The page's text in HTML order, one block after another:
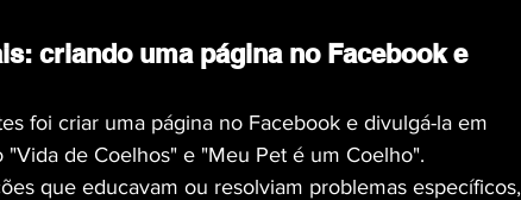
criando uma página no Facebook e
foi criar uma página no Facebook e divulgá-la em
de Coelhos" e "Meu Pet é um Coelho".
que educavam ou resolviam problemas específicos,